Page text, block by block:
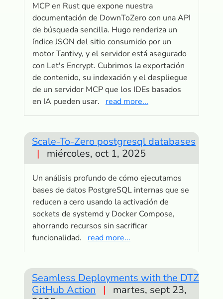
MCP en Rust que expone nuestra
documentación de DownToZero con una API
de búsqueda sencilla. Hugo renderiza un
índice JSON del sitio consumido por un
motor Tantivy, y el servidor está asegurado
con Let's Encrypt. Cubrimos la exportación
de contenido, su indexación y el despliegue
de un servidor MCP que los IDEs basados
en IA pueden usar.
read more...
Scale-To-Zero postgresql databases
|
miércoles, oct 1, 2025
Un análisis profundo de cómo ejecutamos
bases de datos PostgreSQL internas que se
reducen a cero usando la activación de
sockets de systemd y Docker Compose,
ahorrando recursos sin sacrificar
funcionalidad.
read more...
Seamless Deployments with the DTZ
GitHub Action
|
martes, sept 23,